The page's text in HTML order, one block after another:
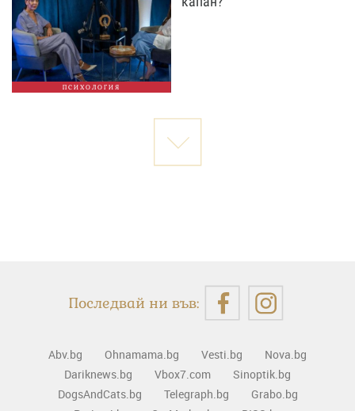
ПСИХОЛОГИЯ
Последвай ни във:
Abv.bg Ohnamama.bg Vesti.bg
Nova.bg
Dariknews.bg
Vbox7.com
Sinoptik.bg
DogsAndCats.bg
Telegraph.bg
Grabo.bg